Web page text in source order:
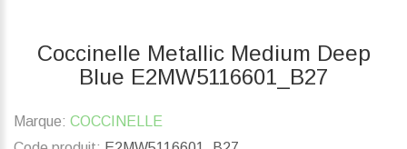
Coccinelle Metallic Medium Deep
Blue E2MW5116601_B27
Marque: COCCINELLE